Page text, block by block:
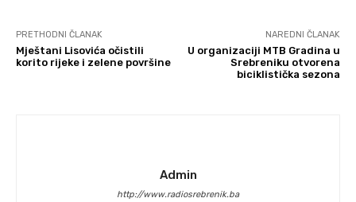
PRETHODNI ČLANAK
Mještani Lisovića očistili
korito rijeke i zelene površine
NAREDNI ČLANAK
U organizaciji MTB Gradina u
Srebreniku otvorena
biciklistička sezona
Admin
http://www.radiosrebrenik.ba